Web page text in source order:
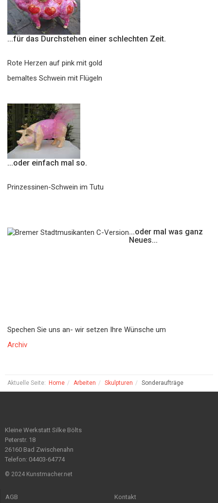
...für das Durchstehen einer schlechten Zeit.
Rote Herzen auf pink mit gold
bemaltes Schwein mit Flügeln
...oder einfach mal so.
Prinzessinen-Schwein im Tutu
...oder mal was ganz
Neues...
Spechen Sie uns an- wir setzen Ihre Wünsche um
Archiv
Aktuelle Seite: Home Arbeiten Skulpturen Sonderaufträge
Kleine Werkstatt Silke Bölts
Peterstr. 18
26160 Bad Zwischenahn
Telefon: 04403-64774
© 2024 Kunstmacher.net
AGB Kontakt